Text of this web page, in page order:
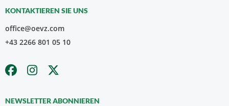
KONTAKTIEREN SIE UNS
office@oevz.com
+43 2266 801 05 10
NEWSLETTER ABONNIEREN